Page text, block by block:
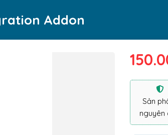
Addon
Sản
nguyên